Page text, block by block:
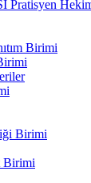
Hekim
Birimi
Birimi
Birimi